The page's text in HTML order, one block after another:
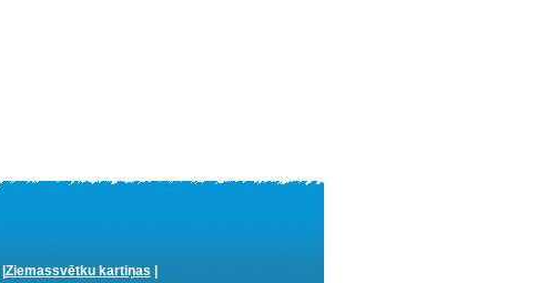
Ziemassvētku kartiņas